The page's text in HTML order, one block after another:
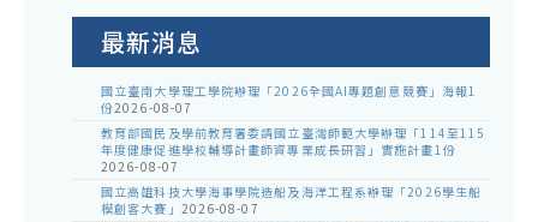
告
最新消息
國立臺南大學理工學院辦理「2026全國AI專題創意競賽」海報1
份2026-08-07
教育部國民及學前教育署委請國立臺灣師範大學辦理「114至115
年度健康促進學校輔導計畫師資專業成長研習」實施計畫1份
2026-08-07
國立高雄科技大學海事學院造船及海洋工程系辦理「2026學生船
模創客大賽」 2026-08-07